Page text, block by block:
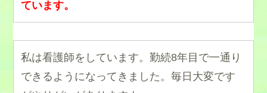
ています。
私は看護師をしています。勤続8年目で一通り
できるようになってきました。毎日大変です